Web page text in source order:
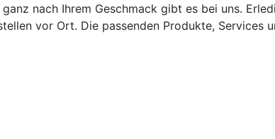
nach Ihrem Geschmack gibt es bei uns.
vor Ort. Die passenden Produkte, Services